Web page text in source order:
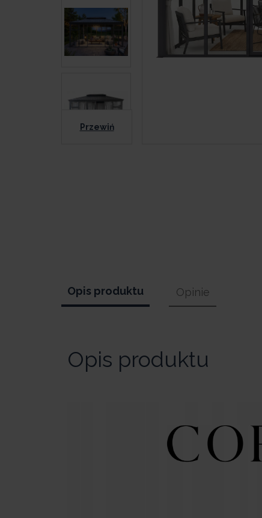
Przewiń
Opis produktu Opinie
Opis produktu